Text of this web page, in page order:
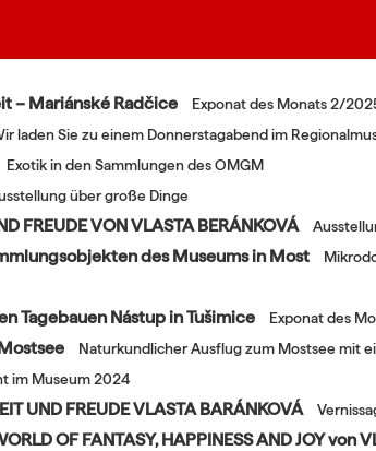
– Mariánské Radčice Exponat des Monats 2/
laden Sie zu einem Donnerstagabend im
Exotik in den Sammlungen des OMGM
über große Dinge
FREUDE VON VLASTA BERÁNKOVÁ
des Museums in Most
Tagebauen Nástup in Tušimice Exponat des
Naturkundlicher Ausflug zum Mostsee mit
im Museum 2024
UND FREUDE VLASTA BARÁNKOVÁ
OF FANTASY, HAPPINESS AND JOY von